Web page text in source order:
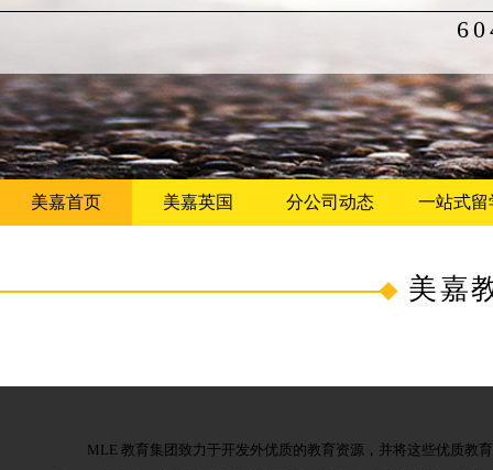
美嘉首页 美嘉英国 分公司动态 一站式留
美嘉
MLE 教育集团 致力于开发外优质的教育资源，并将这些优质教